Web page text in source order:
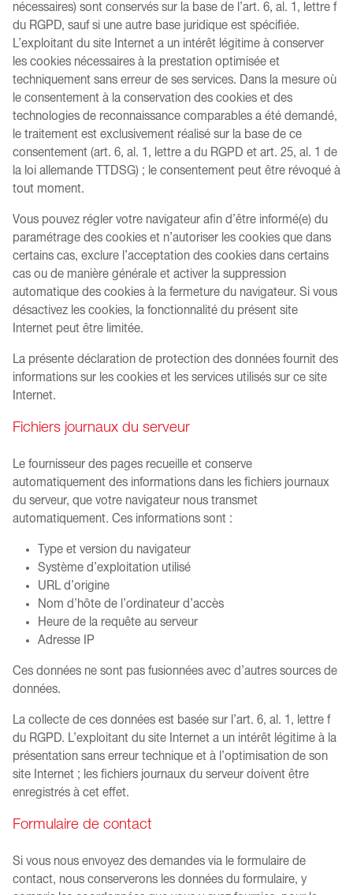
nécessaires) sont conservés sur la base de l’art. 6, al. 1, lettre f
du RGPD, sauf si une autre base juridique est spécifiée.
L’exploitant du site Internet a un intérêt légitime à conserver
les cookies nécessaires à la prestation optimisée et
techniquement sans erreur de ses services. Dans la mesure où
le consentement à la conservation des cookies et des
technologies de reconnaissance comparables a été demandé,
le traitement est exclusivement réalisé sur la base de ce
consentement (art. 6, al. 1, lettre a du RGPD et art. 25, al. 1 de
la loi allemande TTDSG) ; le consentement peut être révoqué à
tout moment.
Vous pouvez régler votre navigateur afin d’être informé(e) du
paramétrage des cookies et n’autoriser les cookies que dans
certains cas, exclure l’acceptation des cookies dans certains
cas ou de manière générale et activer la suppression
automatique des cookies à la fermeture du navigateur. Si vous
désactivez les cookies, la fonctionnalité du présent site
Internet peut être limitée.
La présente déclaration de protection des données fournit des
informations sur les cookies et les services utilisés sur ce site
Internet.
Fichiers journaux du serveur
Le fournisseur des pages recueille et conserve
automatiquement des informations dans les fichiers journaux
du serveur, que votre navigateur nous transmet
automatiquement. Ces informations sont :
Type et version du navigateur
Système d’exploitation utilisé
URL d’origine
Nom d’hôte de l’ordinateur d’accès
Heure de la requête au serveur
Adresse IP
Ces données ne sont pas fusionnées avec d’autres sources de
données.
La collecte de ces données est basée sur l’art. 6, al. 1, lettre f
du RGPD. L’exploitant du site Internet a un intérêt légitime à la
présentation sans erreur technique et à l’optimisation de son
site Internet ; les fichiers journaux du serveur doivent être
enregistrés à cet effet.
Formulaire de contact
Si vous nous envoyez des demandes via le formulaire de
contact, nous conserverons les données du formulaire, y